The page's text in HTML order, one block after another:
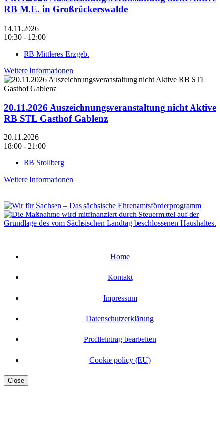
RB M.E. in Großrückerswalde
14.11.2026
10:30 - 12:00
RB Mittleres Erzgeb.
Weitere Informationen
20.11.2026 Auszeichnungsveranstaltung nicht Aktive
RB STL Gasthof Gablenz
20.11.2026
18:00 - 21:00
RB Stollberg
Weitere Informationen
Home
Kontakt
Impressum
Datenschutzerklärung
Profileintrag bearbeiten
Cookie policy (EU)
Close